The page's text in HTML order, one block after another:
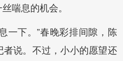
喘息的机会。
一下。”春晚彩排间隙，陈
说。不过，小小的愿望还